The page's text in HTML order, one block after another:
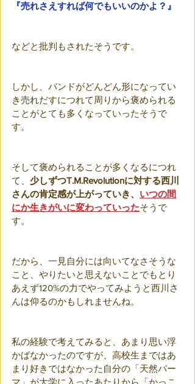
『売れさえすれば何でもいいのかよ？』
などと批判もされたそうです。
しかし、バンドがどんどん形になってい
き売れだすにつれて周りから褒められる
ことがとても多くなっていったそうで
す。
そして褒められることが多くなるにつれ
て、 少しずつT.M.Revolutionに対する西川
さんの肯定感が上がっていき、 いつの間
にか生きがいに変わっていったそうで
す。
だから、一見自分には向いてなさそうな
こと、やりたいと思えないことでもとり
あえず120%の力でやってみようと西川さ
んは仰るのかもしれませんね。
私の経験で考えてみると、あまり思い浮
かばなかったのですが、高校生まではあ
まり好きではなかった自分の「天然パー
マ」が大学に入ったあたりから「かっこ